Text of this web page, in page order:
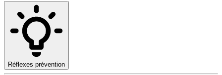
Réflexes prévention